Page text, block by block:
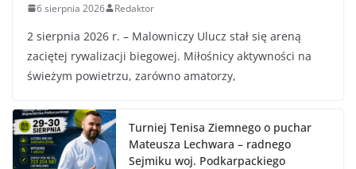
6 sierpnia 2026 Redaktor
2 sierpnia 2026 r. – Malowniczy Ulucz stał się areną
zaciętej rywalizacji biegowej. Miłośnicy aktywności na
świeżym powietrzu, zarówno amatorzy,
Turniej Tenisa Ziemnego o puchar
Mateusza Lechwara – radnego
Sejmiku woj. Podkarpackiego